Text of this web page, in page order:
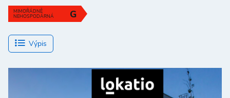
G
MIMOŘÁDNĚ
NEHOSPODÁRNÁ
Výpis